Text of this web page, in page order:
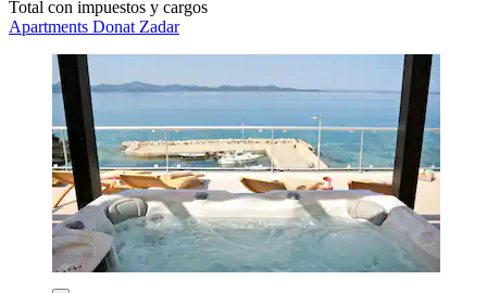
Total con impuestos y cargos
Apartments Donat Zadar